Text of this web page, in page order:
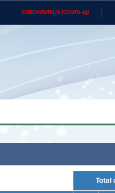
CORONAVÍRUS (COVID-19)
do Desenvolvimento
Geral da União Banco